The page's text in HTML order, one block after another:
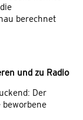
berechnet
und zu Radio
Der